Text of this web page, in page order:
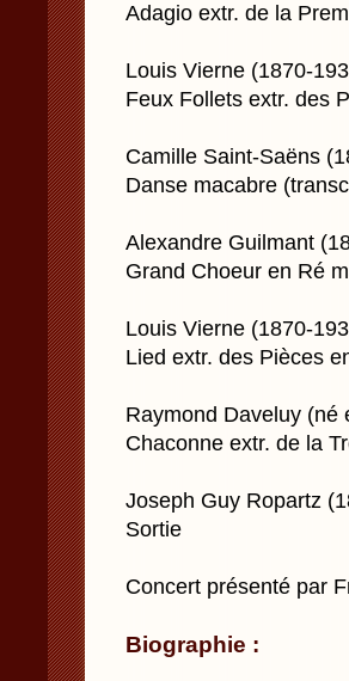
Adagio extr. de la
Louis Vierne (1870-
Feux Follets extr. des
Camille Saint-Saëns
Danse macabre
Alexandre Guilmant
Grand Choeur en Ré
Louis Vierne (1870-
Lied extr. des Pièces
Raymond Daveluy (né
Chaconne extr. de la
Joseph Guy Ropartz
Sortie
Concert présenté par
Biographie :